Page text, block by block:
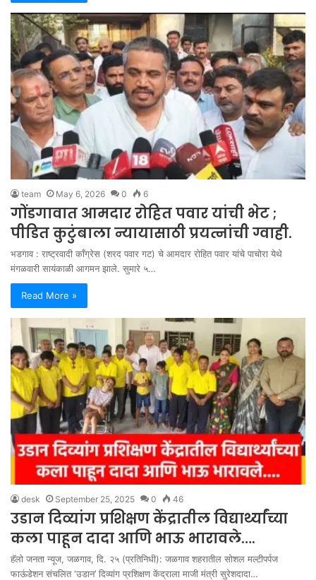
team May 6, 2026 0 6
गोंडगावात आमदार रोहित पवार यांची भेट ;
पीडित कुटुंबाला न्यायासाठी प्रयत्नांची ग्वाही.
भडगाव : राष्ट्रवादी काँग्रेस (शरद पवार गट) चे आमदार रोहित पवार यांचे पाचोरा येथे
मंगळवारी सायंकाळी आगमन झाले. सुमारे ५…
Read More »
desk September 25, 2025 0 46
उडान दिव्यांग प्रशिक्षण केंद्रातील विद्यार्थ्यांच्या
कला पाहून दादा आणि भाऊ भारावले….
हॅलो जनता न्यूज, जळगाव, दि. २५ (प्रतिनिधी): जळगाव शहरातील सोशल मल्टीपर्पज
फाऊंडेशन संचलित ‘उडान’ दिव्यांग प्रशिक्षण केंद्राला माजी मंत्री सुरेशदादा…